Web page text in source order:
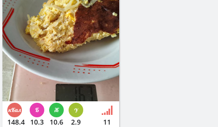
148.4 10.3 10.6 2.9 11